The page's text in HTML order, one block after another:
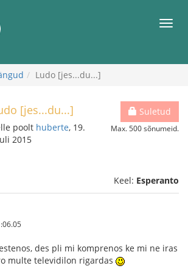
Ludo [jes...du...]
Suletud
Max. 500 sõnumeid.
[jes...du...]
poolt huberte, 19.
2015
Keel: Esperanto
des pli mi komprenos ke mi ne iras
multe televidilon rigardas